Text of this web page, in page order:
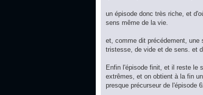
un épisode donc très riche, et
sens même de la vie.
et, comme dit précédement, une
tristesse, de vide et de sens. et
Enfin l'épisode finit, et il reste le
extrêmes, et on obtient à la fin
presque précurseur de l'épisode